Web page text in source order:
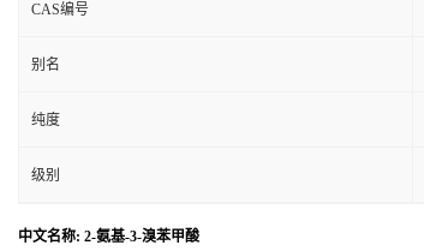
CAS编号
别名
纯度
级别
中文名称: 2-氨基-3-溴苯甲酸